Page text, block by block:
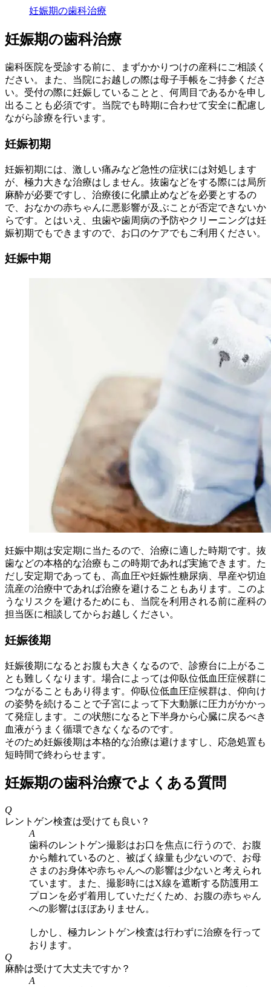
妊娠期の歯科治療
妊娠期の歯科治療
歯科医院を受診する前に、まずかかりつけの産科にご相談く
ださい。また、当院にお越しの際は母子手帳をご持参くださ
い。受付の際に妊娠していることと、何周目であるかを申し
出ることも必須です。当院でも時期に合わせて安全に配慮し
ながら診療を行います。
妊娠初期
妊娠初期には、激しい痛みなど急性の症状には対処します
が、極力大きな治療はしません。抜歯などをする際には局所
麻酔が必要ですし、治療後に化膿止めなどを必要とするの
で、おなかの赤ちゃんに悪影響が及ぶことが否定できないか
らです。とはいえ、虫歯や歯周病の予防やクリーニングは妊
娠初期でもできますので、お口のケアでもご利用ください。
妊娠中期
妊娠中期は安定期に当たるので、治療に適した時期です。抜
歯などの本格的な治療もこの時期であれば実施できます。た
だし安定期であっても、高血圧や妊娠性糖尿病、早産や切迫
流産の治療中であれば治療を避けることもあります。このよ
うなリスクを避けるためにも、当院を利用される前に産科の
担当医に相談してからお越しください。
妊娠後期
妊娠後期になるとお腹も大きくなるので、診療台に上がるこ
とも難しくなります。場合によっては仰臥位低血圧症候群に
つながることもあり得ます。仰臥位低血圧症候群は、仰向け
の姿勢を続けることで子宮によって下大動脈に圧力がかかっ
て発症します。この状態になると下半身から心臓に戻るべき
血液がうまく循環できなくなるのです。
そのため妊娠後期は本格的な治療は避けますし、応急処置も
短時間で終わらせます。
妊娠期の歯科治療でよくある質問
Q
レントゲン検査は受けても良い？
A
歯科のレントゲン撮影はお口を焦点に行うので、お腹
から離れているのと、被ばく線量も少ないので、お母
さまのお身体や赤ちゃんへの影響は少ないと考えられ
ています。また、撮影時にはX線を遮断する防護用エ
プロンを必ず着用していただくため、お腹の赤ちゃん
への影響はほぼありません。
しかし、極力レントゲン検査は行わずに治療を行って
おります。
Q
麻酔は受けて大丈夫ですか？
A